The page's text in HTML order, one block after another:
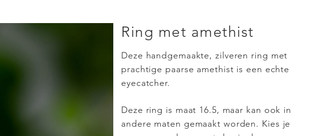
Ring met amethist
Deze handgemaakte, zilveren ring met
prachtige paarse amethist is een echte
eyecatcher.
Deze ring is maat 16.5, maar kan ook in
andere maten gemaakt worden. Kies je